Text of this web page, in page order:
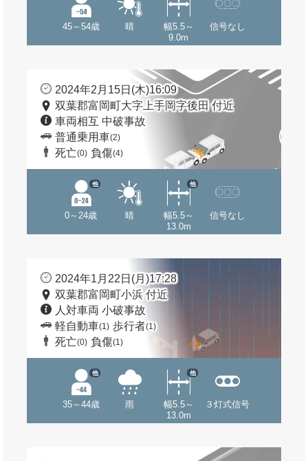
45～54歳 晴
幅5.5～
9.0m
信号なし
2024年2月15日(木)16:09
双葉郡富岡町大字上手岡字後田 付近
車両相互 中破事故
普通乗用車(2)
死亡(0) 負傷(4)
0～24歳
他
晴
幅5.5～
13.0m
他
信号なし
2024年1月22日(月)17:28
双葉郡富岡町小浜 付近
人対車両 小破事故
軽自動車(1) 歩行者(1)
死亡(0) 負傷(1)
35～44歳
他
雨
幅5.5～
13.0m
他
３灯式信号